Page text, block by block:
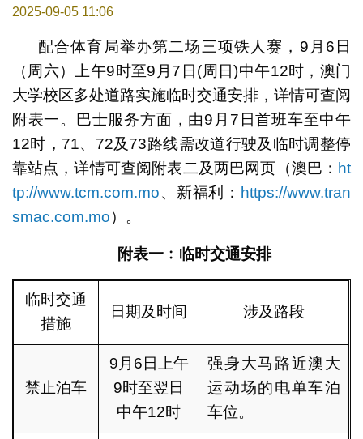
2025-09-05 11:06
配合体育局举办第二场三项铁人赛，9月6日
（周六）上午9时至9月7日(周日)中午12时，澳门
大学校区多处道路实施临时交通安排，详情可查阅
附表一。巴士服务方面，由9月7日首班车至中午
12时，71、72及73路线需改道行驶及临时调整停
靠站点，详情可查阅附表二及两巴网页（澳巴： ht
tp://www.tcm.com.mo、新福利： https://www.tran
smac.com.mo）。
附表一﹕临时交通安排
临时交通
措施
日期及时间 涉及路段
禁止泊车
9月6日上午
9时至翌日
中午12时
强身大马路近澳大
运动场的电单车泊
车位。